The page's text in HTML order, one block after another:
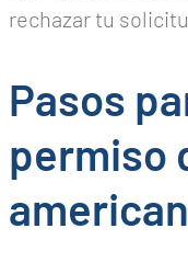
rechazar tu
Pasos
permiso